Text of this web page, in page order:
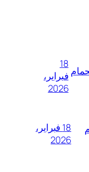
18
فبراير،
2026
18 فبراير،
2026